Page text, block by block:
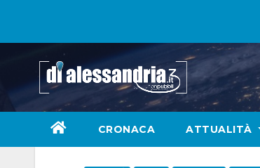
CRONACA ATTUALITÀ